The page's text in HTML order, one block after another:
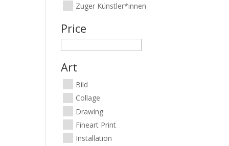
Zuger Künstler*innen
Price
Art
Bild
Collage
Drawing
Fineart Print
Installation